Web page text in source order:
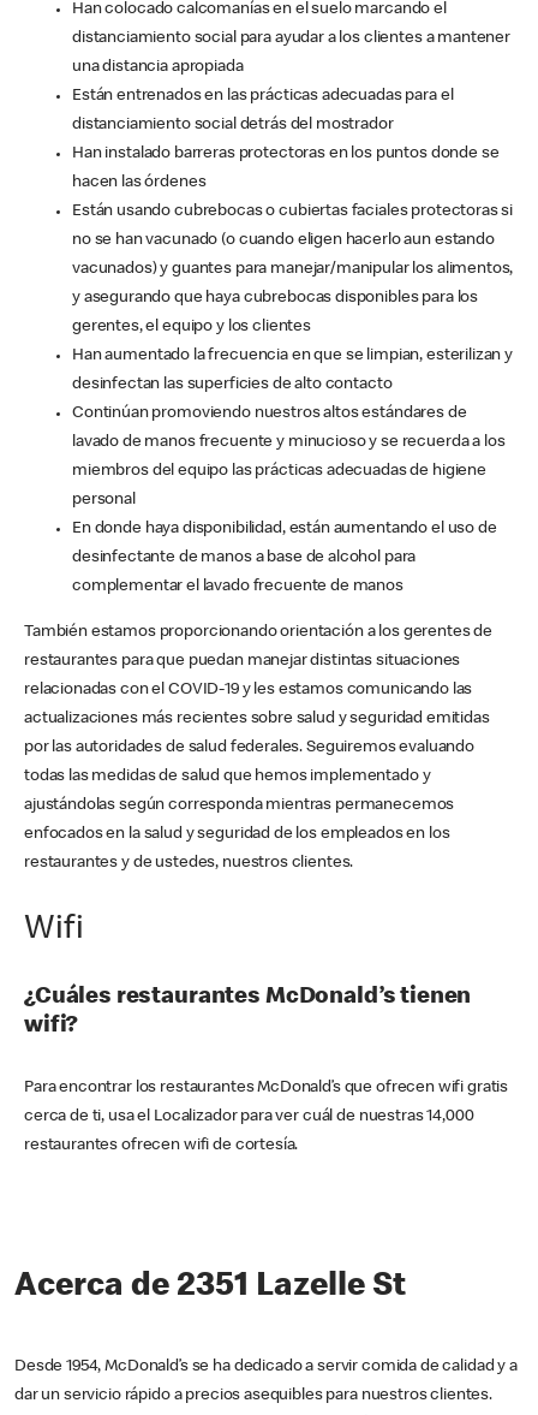
Han colocado calcomanías en el suelo marcando el
distanciamiento social para ayudar a los clientes a mantener
una distancia apropiada
Están entrenados en las prácticas adecuadas para el
distanciamiento social detrás del mostrador
Han instalado barreras protectoras en los puntos donde se
hacen las órdenes
Están usando cubrebocas o cubiertas faciales protectoras si
no se han vacunado (o cuando eligen hacerlo aun estando
vacunados) y guantes para manejar/manipular los alimentos,
y asegurando que haya cubrebocas disponibles para los
gerentes, el equipo y los clientes
Han aumentado la frecuencia en que se limpian, esterilizan y
desinfectan las superficies de alto contacto
Continúan promoviendo nuestros altos estándares de
lavado de manos frecuente y minucioso y se recuerda a los
miembros del equipo las prácticas adecuadas de higiene
personal
En donde haya disponibilidad, están aumentando el uso de
desinfectante de manos a base de alcohol para
complementar el lavado frecuente de manos
También estamos proporcionando orientación a los gerentes de
restaurantes para que puedan manejar distintas situaciones
relacionadas con el COVID-19 y les estamos comunicando las
actualizaciones más recientes sobre salud y seguridad emitidas
por las autoridades de salud federales. Seguiremos evaluando
todas las medidas de salud que hemos implementado y
ajustándolas según corresponda mientras permanecemos
enfocados en la salud y seguridad de los empleados en los
restaurantes y de ustedes, nuestros clientes.
Wifi
¿Cuáles restaurantes McDonald’s tienen
wifi?
Para encontrar los restaurantes McDonald’s que ofrecen wifi gratis
cerca de ti, usa el Localizador para ver cuál de nuestras 14,000
restaurantes ofrecen wifi de cortesía.
Acerca de 2351 Lazelle St
Desde 1954, McDonald’s se ha dedicado a servir comida de calidad y a
dar un servicio rápido a precios asequibles para nuestros clientes.